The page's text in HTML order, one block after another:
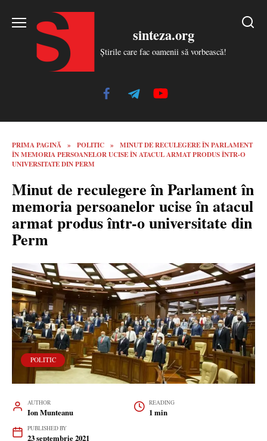
sinteza.org
Știrile care fac oamenii să vorbească!
PRIMA PAGINĂ » POLITIC »
MINUT DE RECULEGERE ÎN PARLAMENT
ÎN MEMORIA PERSOANELOR UCISE ÎN ATACUL ARMAT PRODUS ÎNTR-O
UNIVERSITATE DIN PERM
Minut de reculegere în Parlament în
memoria persoanelor ucise în atacul
armat produs într-o universitate din
Perm
POLITIC
AUTHOR
Ion Munteanu
READING
1 min
PUBLISHED BY
23 septembrie 2021